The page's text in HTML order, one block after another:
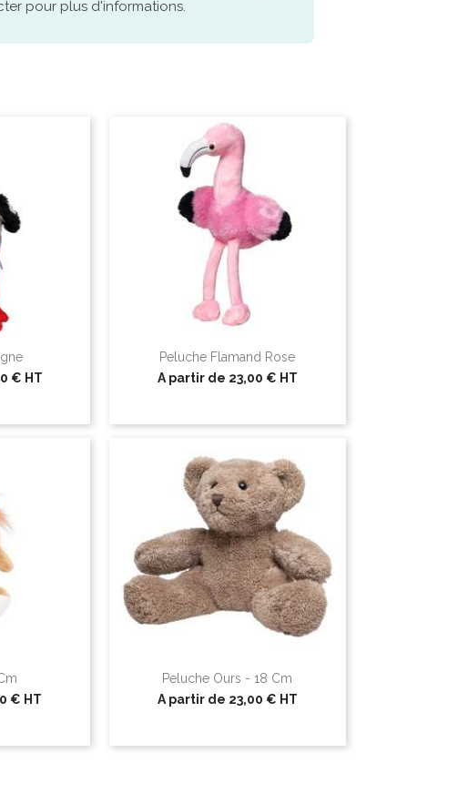
pour plus d'informations.
€ HT
Peluche Flamand Rose
A partir de 23,00 € HT
€ HT
Peluche Ours - 18 Cm
A partir de 23,00 € HT